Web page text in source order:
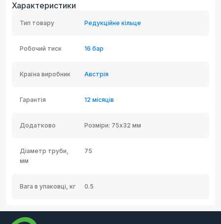
Характеристики
Тип товару Редукційне кільце
Робочий тиск 16 бар
Країна виробник Австрія
Гарантія 12 місяців
Додатково Розміри: 75х32 мм
Діаметр труби,
мм
75
Вага в упаковці, кг 0.5